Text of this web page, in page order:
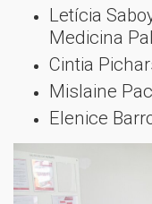
Letícia
Medicina
Cintia
Mislaine
Elenice